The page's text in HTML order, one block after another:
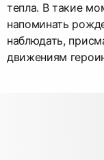
тепла. В такие
напоминать
наблюдать,
движениям